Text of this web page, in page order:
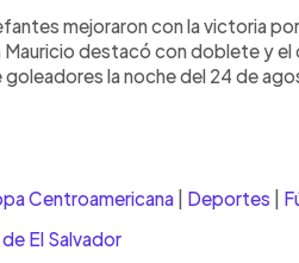
mejoraron con la victoria
destacó con doblete y el
la noche del 24 de
Centroamericana Deportes
El Salvador